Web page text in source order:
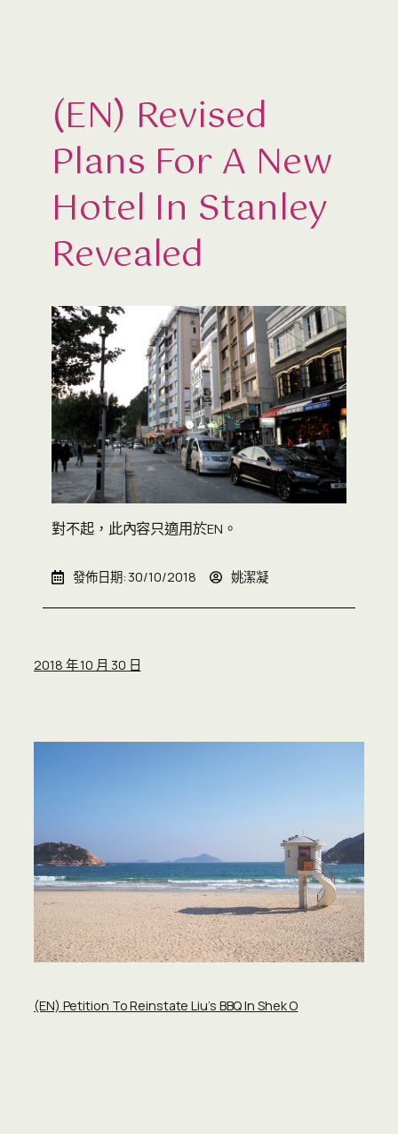
(EN) Revised
Plans For A New
Hotel In Stanley
Revealed
對不起，此內容只適用於EN 。
發佈日期: 30/10/2018 姚潔凝
2018 年 10 月 30 日
(EN) Petition To Reinstate Liu’s BBQ In Shek O